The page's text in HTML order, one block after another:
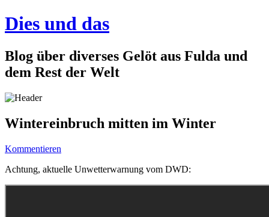
Dies und das
Blog über diverses Gelöt aus Fulda und
dem Rest der Welt
Wintereinbruch mitten im Winter
Kommentieren
Achtung, aktuelle Unwetterwarnung vom DWD: